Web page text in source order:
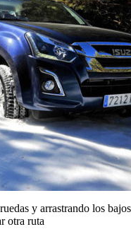
y arrastrando los
otra ruta